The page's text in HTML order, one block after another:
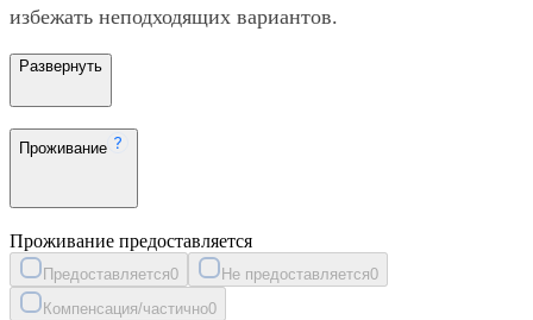
избежать неподходящих вариантов.
Развернуть
Проживание
Проживание предоставляется
Предоставляется0 Не предоставляется0
Компенсация/частично0